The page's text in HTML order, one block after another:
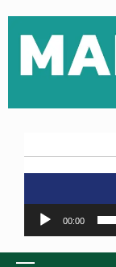
content
00:00